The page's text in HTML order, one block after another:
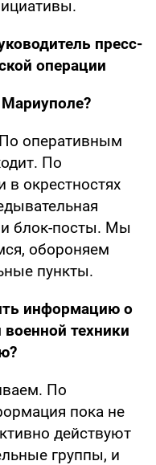
пресс-
операции
оперативным
По
окрестностях
блок-посты. Мы
обороняем
пункты.
информацию о
техники
По
пока не
действуют
группы, и